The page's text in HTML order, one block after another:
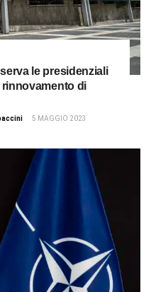
le presidenziali
rinnovamento di
5 MAGGIO 2023